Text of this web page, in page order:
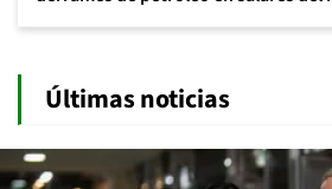
Últimas noticias